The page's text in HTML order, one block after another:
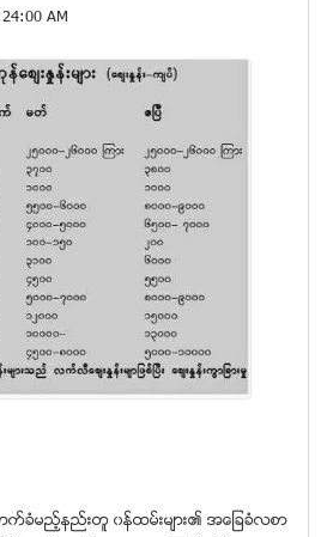
n
AM
ာက္ခံမည့္နည္းတူ ၀န္ထမ္းမ်ား၏ အေျခခံလစာ